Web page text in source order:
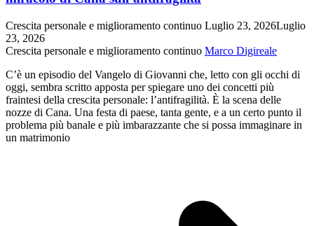
DEVI
MOLTITUDINI
Crescita personale e miglioramento continuo Luglio 23, 2026Luglio
23, 2026
Crescita personale e miglioramento continuo Marco Digireale
C’è un episodio del Vangelo di Giovanni che, letto con gli occhi di
oggi, sembra scritto apposta per spiegare uno dei concetti più
fraintesi della crescita personale: l’antifragilità. È la scena delle
nozze di Cana. Una festa di paese, tanta gente, e a un certo punto il
problema più banale e più imbarazzante che si possa immaginare in
un matrimonio